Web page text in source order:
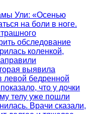
Ули: «Осенью
на боли в ноге.
обследование
коленкой,
выявила
левой бедренной
что у дочки
телу уже пошли
Врачи сказали,